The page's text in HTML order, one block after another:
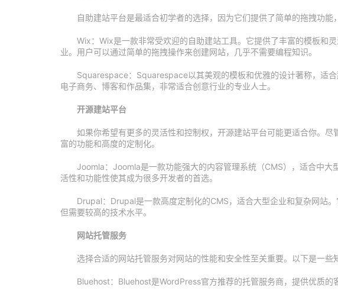
自助建站平台是最适合初学者的选择，因为它们提供了简单的拖拽功能
Wix：Wix是一款非常受欢迎的自助建站工具。它提供了丰富的模板和
业。用户可以通过简单的拖拽操作来创建网站，几乎不需要编程知识。
Squarespace：Squarespace以其美观的模板和优雅的设计著称，适
电子商务、博客和作品集，非常适合创意行业的专业人士。
开源建站平台
如果你希望有更多的灵活性和控制权，开源建站平台可能更适合你。
富的功能和高度的定制化。
Joomla：Joomla是一款功能强大的内容管理系统（CMS），适合中大
活性和功能性使其成为很多开发者的首选。
Drupal：Drupal是一款高度定制化的CMS，适合大型企业和复杂网站。
但需要较高的技术水平。
网站托管服务
选择合适的网站托管服务对网站的性能和安全性至关重要。以下是一些
Bluehost：Bluehost是WordPress官方推荐的托管服务商，提供优质的